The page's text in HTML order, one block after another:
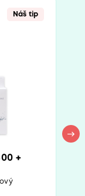
Náš tip
+